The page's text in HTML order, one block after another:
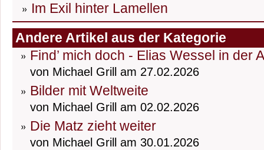
Im Exil hinter Lamellen
Andere Artikel aus der Kategorie
Find’ mich doch - Elias Wessel in der
von Michael Grill am 27.02.2026
Bilder mit Weltweite
von Michael Grill am 02.02.2026
Die Matz zieht weiter
von Michael Grill am 30.01.2026